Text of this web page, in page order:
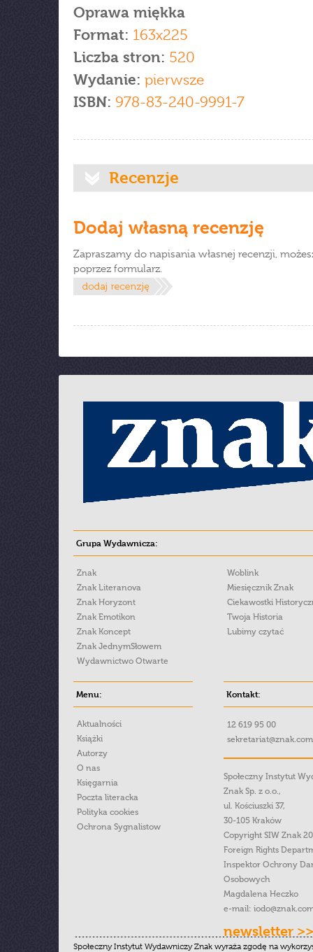
Oprawa miękka
Format: 163x225
Liczba stron: 520
Wydanie: pierwsze
ISBN: 978-83-240-9991-7
Recenzje
Dodaj własną recenzję
Zapraszamy do napisania własnej recenzji,
poprzez formularz.
Grupa Wydawnicza:
Znak
Znak Literanova
Znak Horyzont
Znak Emotikon
Znak Koncept
Znak JednymSłowem
Wydawnictwo Otwarte
Woblink
Miesięcznik Znak
Ciekawostki
Twoja Historia
Lubimy czytać
Menu:
Aktualności
Książki
Autorzy
O nas
Księgarnia
Poczta literacka
Polityka cookies
Ochrona Sygnalistow
Kontakt:
12 619 95 00
Społeczny Instytut
Znak Sp. z o.o.,
ul. Kościuszki 37,
30-105 Kraków
Copyright SIW Znak
Foreign Rights
Inspektor Ochrony
Osobowych
Magdalena Heczko
e-mail:
newsletter >>
Społeczny Instytut Wydawniczy Znak wyraża zgodę na